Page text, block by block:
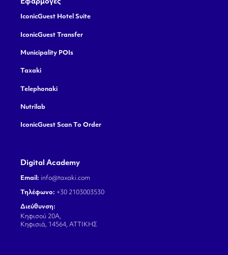
Εφαρμογές
IconicGuest Hotel Suite
IconicGuest Transfer
Municipality POIs
Taxaki
Telephonaki
Nutrilab
IconicGuest Scan To Order
Digital Academy
Email: info@taxaki.com
Τηλέφωνο: +30 2103003530
Διεύθυνση:
Κηφισού 20Α,
Κηφισιά, 14564, ΑΤΤΙΚΗΣ